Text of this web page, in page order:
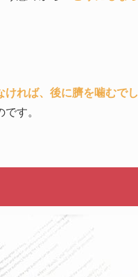
ければ、後に臍を噛むでし
す。